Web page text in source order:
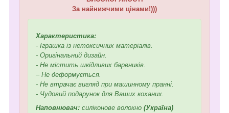
За найнижчими цінами!)))
Характеристика:
- Іграшка із нетоксичних матеріалів.
- Оригінальний дизайн.
- Не містить шкідливих барвників.
– Не деформується.
- Не втрачає вигляд при машинному пранні.
- Чудовий подарунок для Ваших коханих.
Наповнювач: силіконове волокно (Україна)